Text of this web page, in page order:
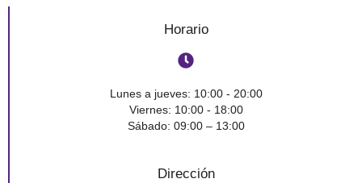
Horario
Lunes a jueves: 10:00 - 20:00
Viernes: 10:00 - 18:00
Sábado: 09:00 – 13:00
Dirección